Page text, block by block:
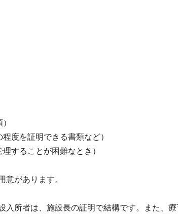
証明できる書類など）
ることが困難なとき）
あります。
所者は、施設長の証明で結構です。また、